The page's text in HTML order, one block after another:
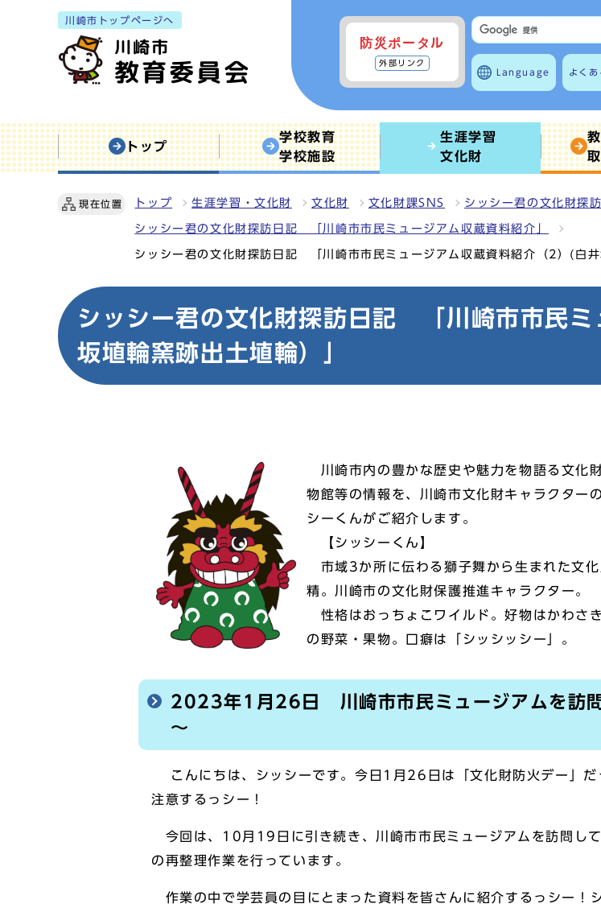
川崎市トップページへ
防災ポータル
外部リンク
Language よくあ
トップ
学校教育
学校施設
生涯学習
文化財
現在位置 トップ 生涯学習・文化財 文化財 文化財課SNS シッシー君の文化財探
シッシー君の文化財探訪日記 「川崎市市民ミュージアム収蔵資料紹介」
シッシー君の文化財探訪日記 「川崎市市民ミュージアム収蔵資料紹介（2）(白井
シッシー君の文化財探訪日記 「川崎市市民
坂埴輪窯跡出土埴輪）」
川崎市内の豊かな歴史や魅力を物語る文化
物館等の情報を、川崎市文化財キャラクター
シーくんがご紹介します。
【シッシーくん】
市域3か所に伝わる獅子舞から生まれた文化
精。川崎市の文化財保護推進キャラクター。
性格はおっちょこワイルド。好物はかわさ
の野菜・果物。口癖は「シッシッシー」。
2023年1月26日 川崎市市民ミュージアムを訪問
～
こんにちは、シッシーです。今日1月26日は「文化財防火デー」だ
注意するっシー！
今回は、10月19日に引き続き、川崎市市民ミュージアムを訪問し
の再整理作業を行っています。
作業の中で学芸員の目にとまった資料を皆さんに紹介するっシー！